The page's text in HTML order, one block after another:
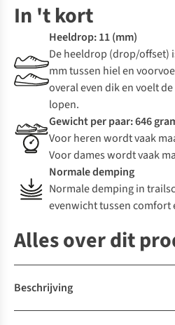
In 't kort
Heeldrop: 11 (mm)
De heeldrop (drop/offset)
mm tussen hiel en
overal even dik en voelt
lopen.
Gewicht per paar: 646
Voor heren wordt vaak
Voor dames wordt vaak
Normale demping
Normale demping in
evenwicht tussen comfort
Alles over dit
Beschrijving